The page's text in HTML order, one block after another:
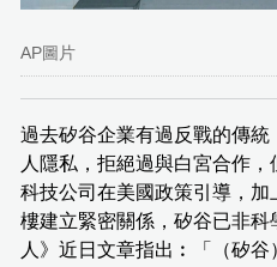
AP圖片
過去矽谷企業有過反戰的傳
人隱私，拒絕過與白宮合作
科技公司在美國政策引導，
樓建立緊密關係，矽谷已非
人》近日文章指出︰「（矽